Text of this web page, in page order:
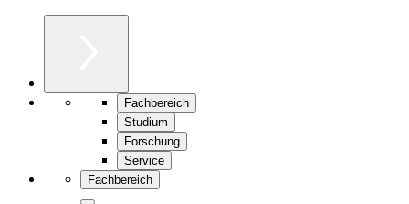
Fachbereich
Studium
Forschung
Service
Fachbereich